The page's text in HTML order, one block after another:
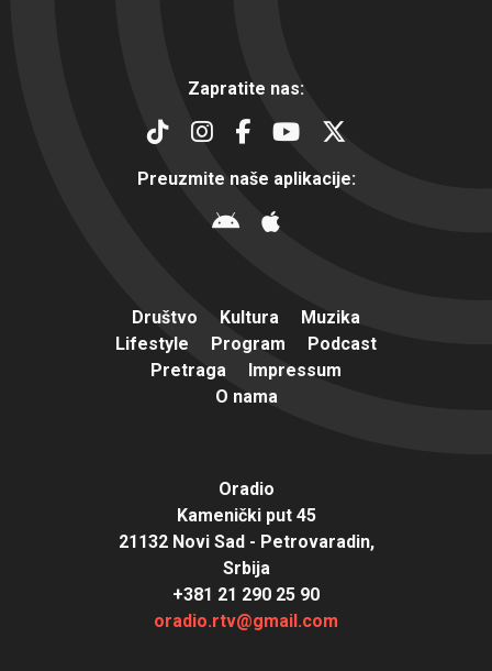
Zapratite nas:
Preuzmite naše aplikacije:
Društvo Kultura
Muzika
Lifestyle
Program
Podcast
Pretraga
Impressum
O nama
Oradio
Kamenički put 45
21132 Novi Sad - Petrovaradin,
Srbija
+381 21 290 25 90
oradio.rtv@gmail.com